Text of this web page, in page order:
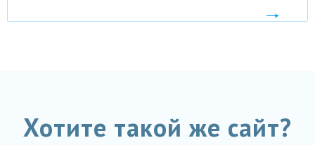
ДАЧА»
Хотите такой же сайт?